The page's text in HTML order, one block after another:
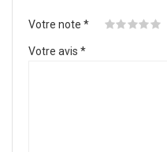
Votre note *
Votre avis *